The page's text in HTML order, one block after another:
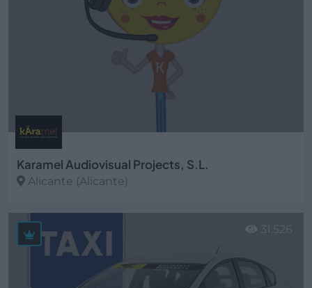
Karamel Audiovisual Projects, S.L.
Alicante (Alicante)
Ver más
31.526